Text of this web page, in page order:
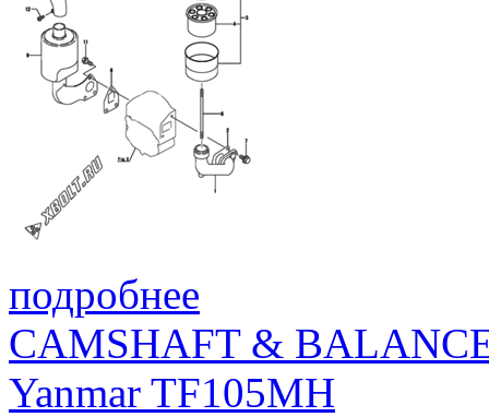
подробнее
CAMSHAFT &
Yanmar TF105MH